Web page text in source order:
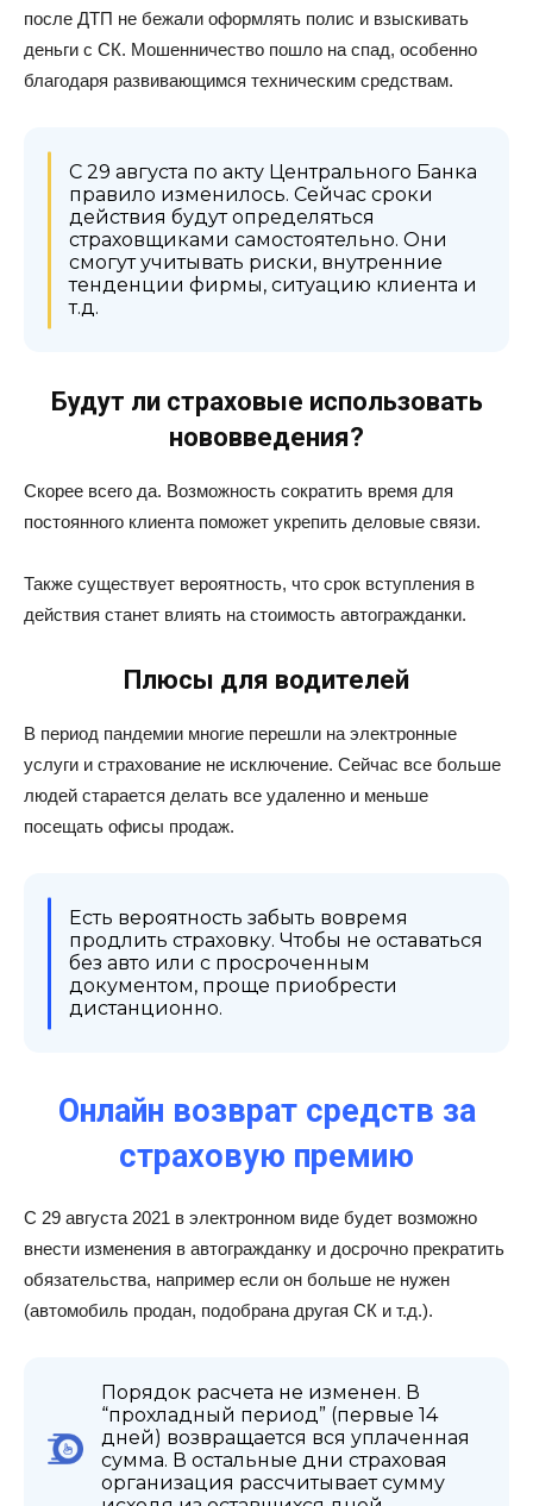
после ДТП не бежали оформлять полис и взыскивать
деньги с СК. Мошенничество пошло на спад, особенно
благодаря развивающимся техническим средствам.
С 29 августа по акту Центрального Банка
правило изменилось. Сейчас сроки
действия будут определяться
страховщиками самостоятельно. Они
смогут учитывать риски, внутренние
тенденции фирмы, ситуацию клиента и
т.д.
Будут ли страховые использовать
нововведения?
Скорее всего да. Возможность сократить время для
постоянного клиента поможет укрепить деловые связи.
Также существует вероятность, что срок вступления в
действия станет влиять на стоимость автогражданки.
Плюсы для водителей
В период пандемии многие перешли на электронные
услуги и страхование не исключение. Сейчас все больше
людей старается делать все удаленно и меньше
посещать офисы продаж.
Есть вероятность забыть вовремя
продлить страховку. Чтобы не оставаться
без авто или с просроченным
документом, проще приобрести
дистанционно.
Онлайн возврат средств за
страховую премию
С 29 августа 2021 в электронном виде будет возможно
внести изменения в автогражданку и досрочно прекратить
обязательства, например если он больше не нужен
(автомобиль продан, подобрана другая СК и т.д.).
Порядок расчета не изменен. В
“прохладный период” (первые 14
дней) возвращается вся уплаченная
сумма. В остальные дни страховая
организация рассчитывает сумму